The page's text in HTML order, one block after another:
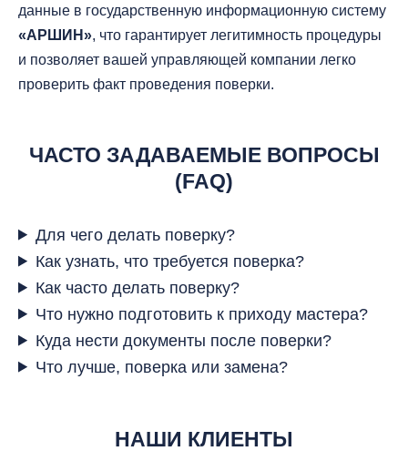
данные в государственную информационную систему
«АРШИН», что гарантирует легитимность процедуры
и позволяет вашей управляющей компании легко
проверить факт проведения поверки.
ЧАСТО ЗАДАВАЕМЫЕ ВОПРОСЫ
(FAQ)
Для чего делать поверку?
Как узнать, что требуется поверка?
Как часто делать поверку?
Что нужно подготовить к приходу мастера?
Куда нести документы после поверки?
Что лучше, поверка или замена?
НАШИ КЛИЕНТЫ